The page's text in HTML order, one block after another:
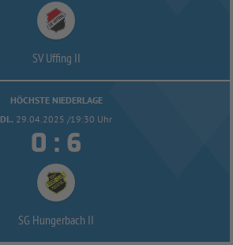
SV Uffing II
HÖCHSTE NIEDERLAGE
DI.. 29.04.2025 /19:30 Uhr
 : 
SG Hungerbach II